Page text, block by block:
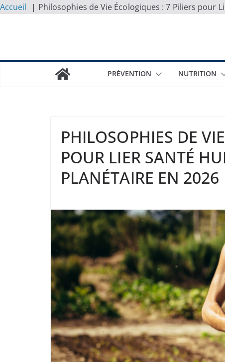
Accueil
Philosophies de Vie Écologiques : 7 Piliers pour
PRÉVENTION NUTRITION
PHILOSOPHIES DE
POUR LIER SANTÉ
PLANÉTAIRE EN 2026